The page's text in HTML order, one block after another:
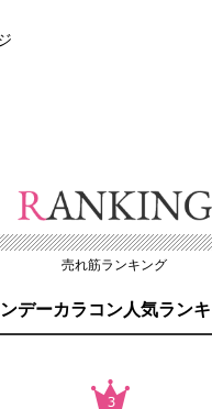
売れ筋ランキング
デーカラコン人気ラン